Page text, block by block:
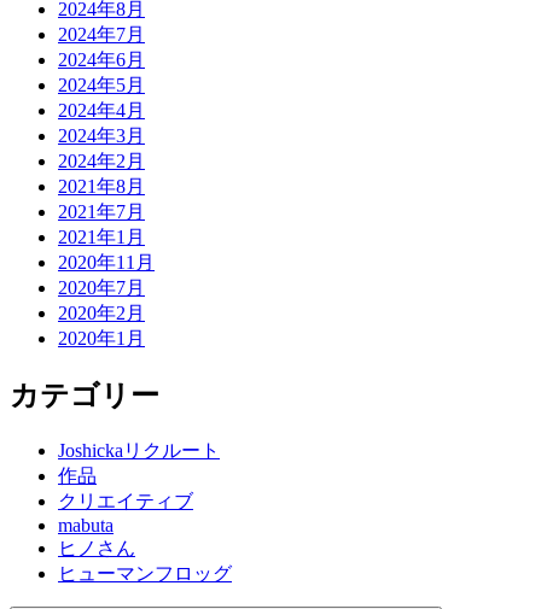
2024年8月
2024年7月
2024年6月
2024年5月
2024年4月
2024年3月
2024年2月
2021年8月
2021年7月
2021年1月
2020年11月
2020年7月
2020年2月
2020年1月
カテゴリー
Joshickaリクルート
作品
クリエイティブ
mabuta
ヒノさん
ヒューマンフロッグ